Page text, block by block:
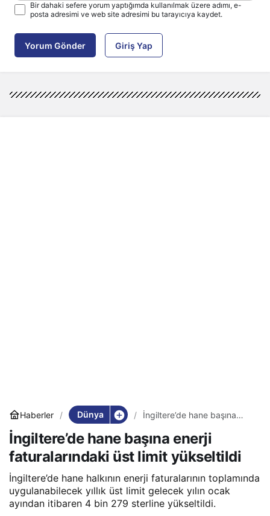
Bir dahaki sefere yorum yaptığımda kullanılmak üzere adımı, e-
posta adresimi ve web site adresimi bu tarayıcıya kaydet.
Yorum Gönder Giriş Yap
Haberler Dünya
İngiltere’de hane başına
limit yükseltildi
İngiltere’de hane başına enerji
faturalarındaki üst limit yükseltildi
İngiltere’de hane halkının enerji faturalarının toplamında
uygulanabilecek yıllık üst limit gelecek yılın ocak
ayından itibaren 4 bin 279 sterline yükseltildi.